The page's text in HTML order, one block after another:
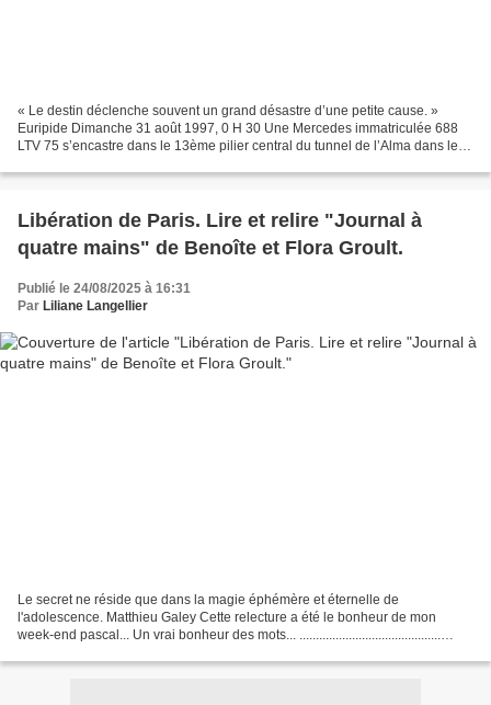
« Le destin déclenche souvent un grand désastre d’une petite cause. »
Euripide Dimanche 31 août 1997, 0 H 30 Une Mercedes immatriculée 688
LTV 75 s’encastre dans le 13ème pilier central du tunnel de l’Alma dans le
Libération de Paris. Lire et relire "Journal à
quatre mains" de Benoîte et Flora Groult.
Publié le 24/08/2025 à 16:31
Par Liliane Langellier
Le secret ne réside que dans la magie éphémère et éternelle de
l'adolescence. Matthieu Galey Cette relecture a été le bonheur de mon
week-end pascal... Un vrai bonheur des mots... ...........................................